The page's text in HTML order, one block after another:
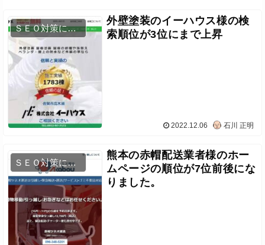
ＳＥＯ対策について
外壁塗装のイーハウス様の検
索順位が3位にまで上昇
2022.12.06 石川 正明
ＳＥＯ対策について
熊本の赤帽配送業者様のホー
ムページの順位が7位前後にな
りました。